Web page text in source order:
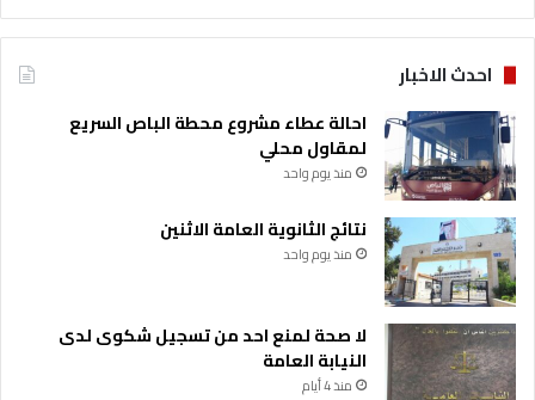
احدث الاخبار
احالة عطاء مشروع محطة الباص السريع
لمقاول محلي
منذ يوم واحد
نتائج الثانوية العامة الاثنين
منذ يوم واحد
لا صحة لمنع احد من تسجيل شكوى لدى
النيابة العامة
منذ 4 أيام